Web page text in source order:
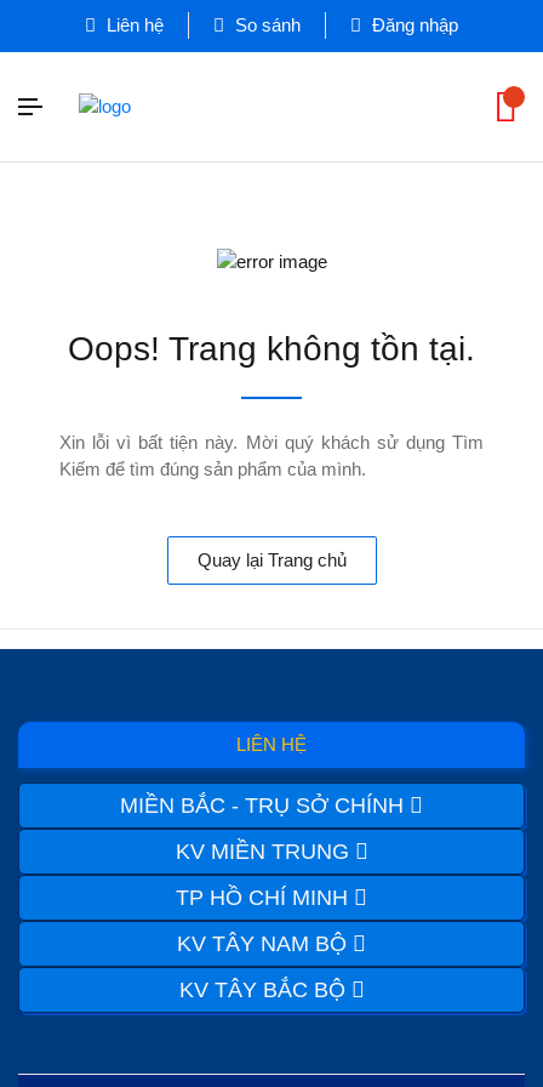
Liên hệ So sánh Đăng nhập
Oops! Trang không tồn tại.
Xin lỗi vì bất tiện này. Mời quý khách sử dụng Tìm
Kiếm để tìm đúng sản phẩm của mình.
Quay lại Trang chủ
LIÊN HỆ
MIỀN BẮC - TRỤ SỞ CHÍNH
KV MIỀN TRUNG
TP HỒ CHÍ MINH
KV TÂY NAM BỘ
KV TÂY BẮC BỘ